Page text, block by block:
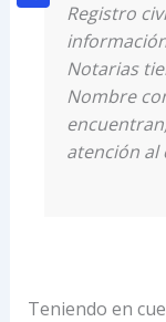
Registro
Notarias
Nombre
atención al
Teniendo en